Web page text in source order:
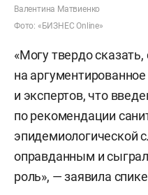
Валентина Матвиенко
Фото: «БИЗНЕС Online»
«Могу твердо
на
и экспертов, что
по рекомендации
эпидемиологической
оправданным и
роль», — заявила